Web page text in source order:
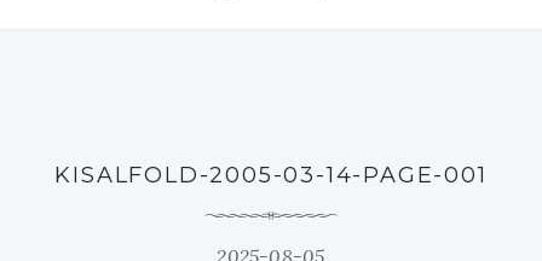
KISALFOLD-2005-03-14-PAGE-001
2025-08-05